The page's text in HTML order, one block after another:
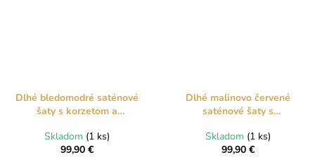
Dlhé bledomodré saténové
šaty s korzetom a
Skladom (1 ks)
99,90 €
Dlhé malinovo červené
saténové šaty s
Skladom (1 ks)
99,90 €